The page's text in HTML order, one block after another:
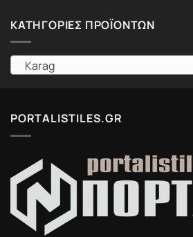
ΚΑΤΗΓΟΡΊΕΣ ΠΡΟΪΌΝΤΩΝ
Karag
PORTALISTILES.GR